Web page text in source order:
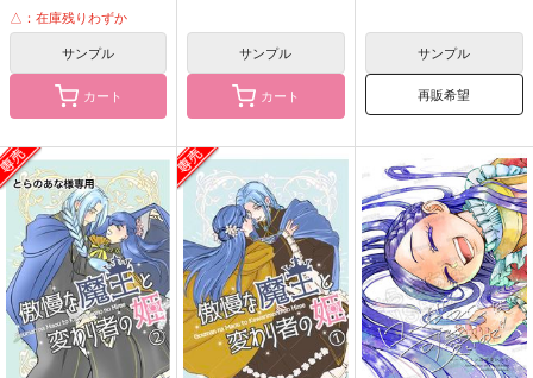
ローゼマイン
フェルディナンド
△：在庫残りわずか
サンプル
カート
サンプル
カート
サンプル
再販希望